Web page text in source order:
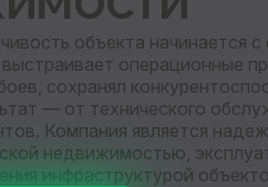
объекта начинается
выстраивает операционные
сохранял
— от технического
Компания является
недвижимостью,
инфраструктурой